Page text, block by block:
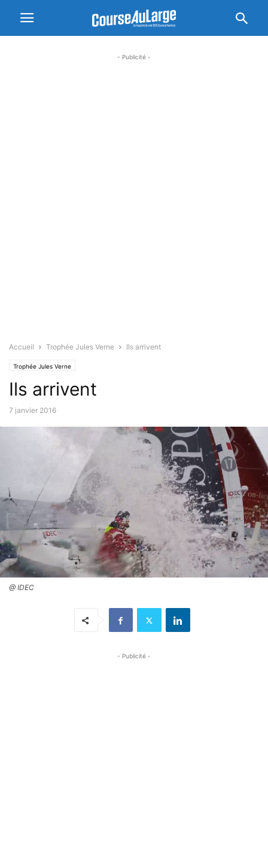
- Publicité -
Accueil Trophée Jules Verne Ils arrivent
Trophée Jules Verne
Ils arrivent
7 janvier 2016
@ IDEC
- Publicité -